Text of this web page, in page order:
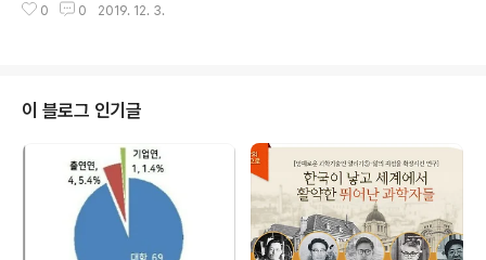
0 0 2019. 12. 3.
이 블로그 인기글